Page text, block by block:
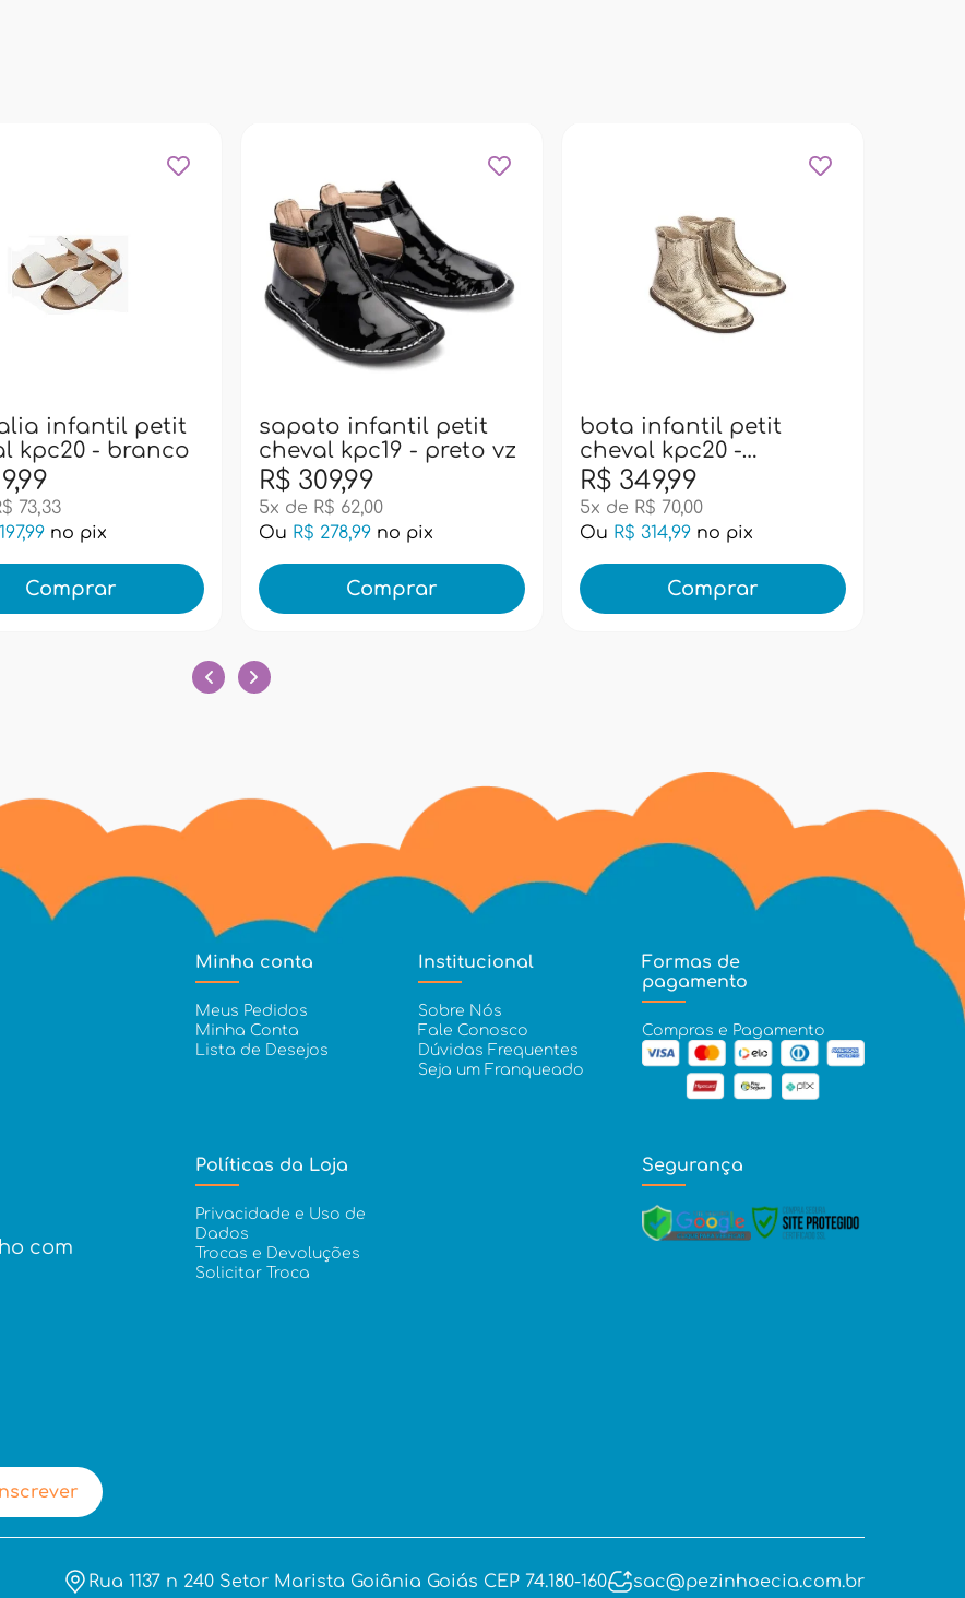
infantil petit
kpc20 - branco
73,33
no pix
Comprar
sapato infantil petit
cheval kpc19 - preto vz
R$ 309,99
5x de R$ 62,00
Ou R$ 278,99 no pix
Comprar
bota infantil petit
cheval kpc20 -
dourado
R$ 349,99
5x de R$ 70,00
Ou R$ 314,99 no pix
Comprar
com
Minha conta
Meus Pedidos
Minha Conta
Lista de Desejos
Institucional
Sobre Nós
Fale Conosco
Dúvidas Frequentes
Seja um Franqueado
Formas de
pagamento
Compras e Pagamento
Políticas da Loja
Privacidade e Uso de
Dados
Trocas e Devoluções
Solicitar Troca
Segurança
Rua 1137 n 240 Setor Marista Goiânia Goiás CEP 74.180-160 sac@pezinhoecia.com.br